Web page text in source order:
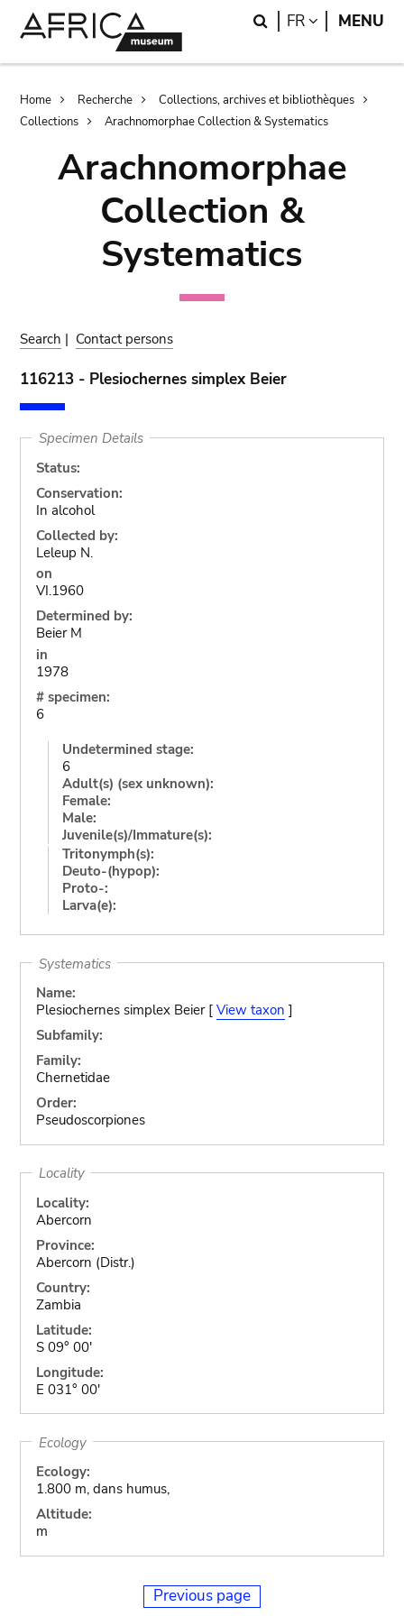
Search
FR LANGUAGE
MENU
Breadcrumb
Home Recherche
Collections, archives et bibliothèques
Collections
Arachnomorphae Collection & Systematics
Arachnomorphae
Collection &
Systematics
Search | Contact persons
116213 - Plesiochernes simplex Beier
Specimen Details
Status:
Conservation:
In alcohol
Collected by:
Leleup N.
on
VI.1960
Determined by:
Beier M
in
1978
# specimen:
6
Undetermined stage:
6
Adult(s) (sex unknown):
Female:
Male:
Juvenile(s)/Immature(s):
Tritonymph(s):
Deuto-(hypop):
Proto-:
Larva(e):
Systematics
Name:
Plesiochernes simplex Beier [ View taxon ]
Subfamily:
Family:
Chernetidae
Order:
Pseudoscorpiones
Locality
Locality:
Abercorn
Province:
Abercorn (Distr.)
Country:
Zambia
Latitude:
S 09° 00'
Longitude:
E 031° 00'
Ecology
Ecology:
1.800 m, dans humus,
Altitude:
m
Previous page